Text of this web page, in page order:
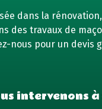
dans la
des travaux de
nous pour un devis
intervenons à